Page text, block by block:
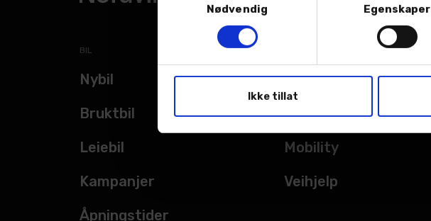
Nødvendig
Egenskaper
Ikke tillat
BIL
Nybil
Bruktbil
Leiebil
Kampanjer
Åpningstider
Verksted
Bilskade
Mobility
Veihjelp